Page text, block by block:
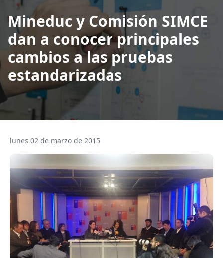
Mineduc y Comisión SIMCE
dan a conocer principales
cambios a las pruebas
estandarizadas
lunes 02 de marzo de 2015